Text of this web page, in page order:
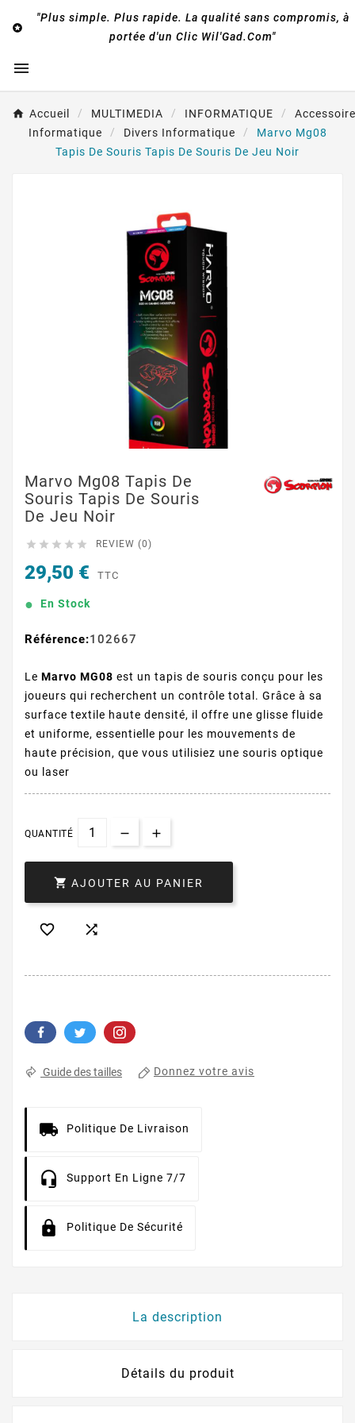

"Plus simple. Plus rapide. La qualité sans compromis, à
portée d'un Clic Wil'Gad.Com"

Accueil MULTIMEDIA INFORMATIQUE
Informatique
Divers Informatique
Marvo Mg08
Tapis De Souris Tapis De Souris De Jeu Noir
Marvo Mg08 Tapis De
Souris Tapis De Souris
De Jeu Noir
     REVIEW (0)
29,50 € TTC
En Stock
Référence:102667
Le Marvo MG08 est un tapis de souris conçu pour les
joueurs qui recherchent un contrôle total. Grâce à sa
surface textile haute densité, il offre une glisse fluide
et uniforme, essentielle pour les mouvements de
haute précision, que vous utilisiez une souris optique
ou laser
QUANTITÉ
 AJOUTER AU PANIER
 
Guide des tailles Donnez votre avis
Politique De Livraison
Support En Ligne 7/7
Politique De Sécurité
La description
Détails du produit